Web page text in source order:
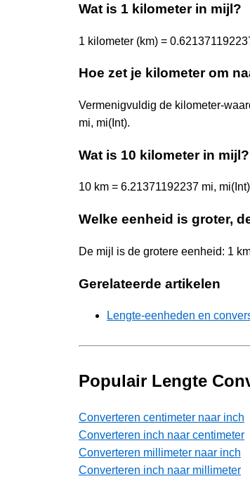
Wat is 1 kilometer in mijl?
1 kilometer (km) =
Hoe zet je kilometer om
Vermenigvuldig de kilometer-
mi, mi(Int).
Wat is 10 kilometer in mijl?
10 km = 6.21371192237 mi,
Welke eenheid is groter,
De mijl is de grotere eenheid: 1
Gerelateerde artikelen
Lengte-eenheden en
Populair Lengte
Converteren centimeter naar inch
Converteren inch naar centimeter
Converteren millimeter naar inch
Converteren inch naar millimeter